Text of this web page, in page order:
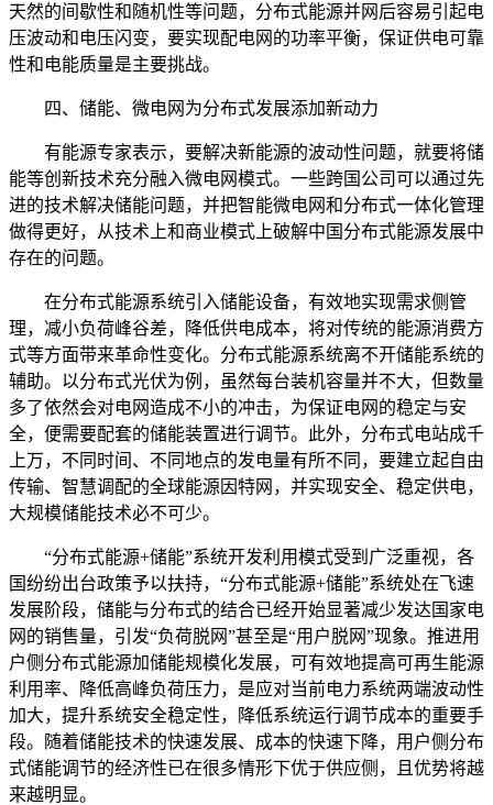
天然的间歇性和随机性等问题，分布式能源并网后容易引起电
压波动和电压闪变，要实现配电网的功率平衡，保证供电可靠
性和电能质量是主要挑战。
四、储能、微电网为分布式发展添加新动力
有能源专家表示，要解决新能源的波动性问题，就要将储
能等创新技术充分融入微电网模式。一些跨国公司可以通过先
进的技术解决储能问题，并把智能微电网和分布式一体化管理
做得更好，从技术上和商业模式上破解中国分布式能源发展中
存在的问题。
在分布式能源系统引入储能设备，有效地实现需求侧管
理，减小负荷峰谷差，降低供电成本，将对传统的能源消费方
式等方面带来革命性变化。分布式能源系统离不开储能系统的
辅助。以分布式光伏为例，虽然每台装机容量并不大，但数量
多了依然会对电网造成不小的冲击，为保证电网的稳定与安
全，便需要配套的储能装置进行调节。此外，分布式电站成千
上万，不同时间、不同地点的发电量有所不同，要建立起自由
传输、智慧调配的全球能源因特网，并实现安全、稳定供电，
大规模储能技术必不可少。
“分布式能源+储能”系统开发利用模式受到广泛重视，各
国纷纷出台政策予以扶持，“分布式能源+储能”系统处在飞速
发展阶段，储能与分布式的结合已经开始显著减少发达国家电
网的销售量，引发“负荷脱网”甚至是“用户脱网”现象。推进用
户侧分布式能源加储能规模化发展，可有效地提高可再生能源
利用率、降低高峰负荷压力，是应对当前电力系统两端波动性
加大，提升系统安全稳定性，降低系统运行调节成本的重要手
段。随着储能技术的快速发展、成本的快速下降，用户侧分布
式储能调节的经济性已在很多情形下优于供应侧，且优势将越
来越明显。